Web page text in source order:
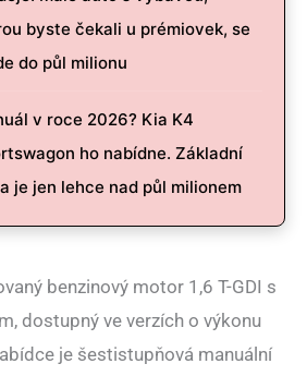
byste čekali u prémiovek, se
do půl milionu
v roce 2026? Kia K4
ho nabídne. Základní
je jen lehce nad půl milionem
benzinový motor 1,6 T-GDI s
dostupný ve verzích o výkonu
je šestistupňová manuální